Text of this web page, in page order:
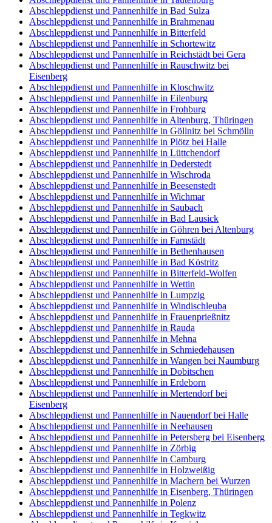
Abschleppdienst und Pannenhilfe in Bad Sulza
Abschleppdienst und Pannenhilfe in Brahmenau
Abschleppdienst und Pannenhilfe in Bitterfeld
Abschleppdienst und Pannenhilfe in Schortewitz
Abschleppdienst und Pannenhilfe in Reichstädt bei Gera
Abschleppdienst und Pannenhilfe in Rauschwitz bei
Eisenberg
Abschleppdienst und Pannenhilfe in Kloschwitz
Abschleppdienst und Pannenhilfe in Eilenburg
Abschleppdienst und Pannenhilfe in Frohburg
Abschleppdienst und Pannenhilfe in Altenburg, Thüringen
Abschleppdienst und Pannenhilfe in Göllnitz bei Schmölln
Abschleppdienst und Pannenhilfe in Plötz bei Halle
Abschleppdienst und Pannenhilfe in Lüttchendorf
Abschleppdienst und Pannenhilfe in Dederstedt
Abschleppdienst und Pannenhilfe in Wischroda
Abschleppdienst und Pannenhilfe in Beesenstedt
Abschleppdienst und Pannenhilfe in Wichmar
Abschleppdienst und Pannenhilfe in Saubach
Abschleppdienst und Pannenhilfe in Bad Lausick
Abschleppdienst und Pannenhilfe in Göhren bei Altenburg
Abschleppdienst und Pannenhilfe in Farnstädt
Abschleppdienst und Pannenhilfe in Bethenhausen
Abschleppdienst und Pannenhilfe in Bad Köstritz
Abschleppdienst und Pannenhilfe in Bitterfeld-Wolfen
Abschleppdienst und Pannenhilfe in Wettin
Abschleppdienst und Pannenhilfe in Lumpzig
Abschleppdienst und Pannenhilfe in Windischleuba
Abschleppdienst und Pannenhilfe in Frauenprießnitz
Abschleppdienst und Pannenhilfe in Rauda
Abschleppdienst und Pannenhilfe in Mehna
Abschleppdienst und Pannenhilfe in Schmiedehausen
Abschleppdienst und Pannenhilfe in Wangen bei Naumburg
Abschleppdienst und Pannenhilfe in Dobitschen
Abschleppdienst und Pannenhilfe in Erdeborn
Abschleppdienst und Pannenhilfe in Mertendorf bei
Eisenberg
Abschleppdienst und Pannenhilfe in Nauendorf bei Halle
Abschleppdienst und Pannenhilfe in Neehausen
Abschleppdienst und Pannenhilfe in Petersberg bei Eisenberg
Abschleppdienst und Pannenhilfe in Zörbig
Abschleppdienst und Pannenhilfe in Camburg
Abschleppdienst und Pannenhilfe in Holzweißig
Abschleppdienst und Pannenhilfe in Machern bei Wurzen
Abschleppdienst und Pannenhilfe in Eisenberg, Thüringen
Abschleppdienst und Pannenhilfe in Polenz
Abschleppdienst und Pannenhilfe in Tegkwitz